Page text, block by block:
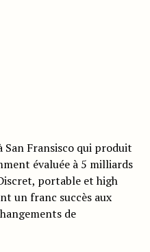
San Fransisco qui produit
évaluée à 5 milliards
portable et high
un franc succès aux
de